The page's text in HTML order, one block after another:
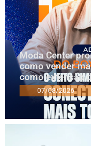
Moda Center
como vender
como extensão
07/08/2026